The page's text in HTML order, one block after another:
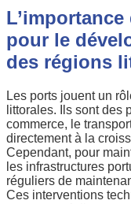
pour le
des régions
Les ports jouent un
littorales. Ils sont des
commerce, le
directement à la
Cependant, pour
les infrastructures
réguliers de
Ces interventions